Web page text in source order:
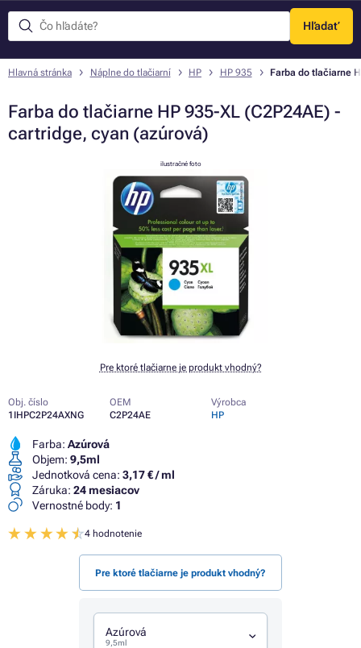
Hľadať
Menu
Hlavná stránka Náplne do tlačiarní HP HP 935 Farba do tlačiarne
Farba do tlačiarne HP 935-XL (C2P24AE) -
cartridge, cyan (azúrová)
ilustračné foto
Pre ktoré tlačiarne je produkt vhodný?
Obj. číslo
1IHPC2P24AXNG
OEM
C2P24AE
Výrobca
HP
Farba: Azúrová
Objem: 9,5ml
Jednotková cena: 3,17 € / ml
Záruka: 24 mesiacov
Vernostné body: 1
4 hodnotenie
Pre ktoré tlačiarne je produkt vhodný?
Azúrová
9,5ml